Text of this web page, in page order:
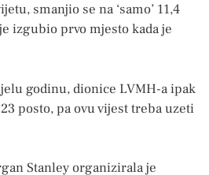
smanjio se na ‘samo’ 11,4
izgubio prvo mjesto kada je
godinu, dionice LVMH-a ipak
posto, pa ovu vijest treba uzeti
Stanley organizirala je